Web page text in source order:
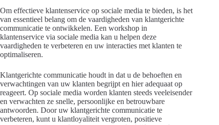
Om effectieve klantenservice op sociale media te bieden, is het
van essentieel belang om de vaardigheden van klantgerichte
communicatie te ontwikkelen. Een workshop in
klantenservice via sociale media kan u helpen deze
vaardigheden te verbeteren en uw interacties met klanten te
optimaliseren.
Klantgerichte communicatie houdt in dat u de behoeften en
verwachtingen van uw klanten begrijpt en hier adequaat op
reageert. Op sociale media worden klanten steeds veeleisender
en verwachten ze snelle, persoonlijke en betrouwbare
antwoorden. Door uw klantgerichte communicatie te
verbeteren, kunt u klantloyaliteit vergroten, positieve